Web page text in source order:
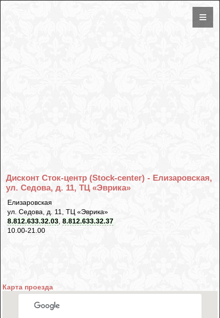
Дисконт Сток-центр (Stock-center) - Елизаровская,
ул. Седова, д. 11, ТЦ «Эврика»
Елизаровская
ул. Седова, д. 11, ТЦ «Эврика»
8.812.633.32.03, 8.812.633.32.37
10.00-21.00
Карта проезда